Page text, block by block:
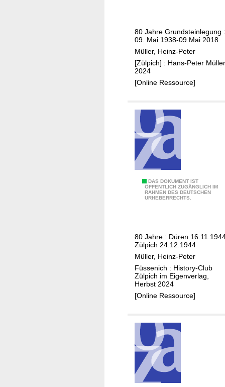
t
s
g
e
r
t
i
n
D
80 Jahre Grundsteinlegung :
09. Mai 1938-09.Mai 2018
Müller, Heinz-Peter
[Zülpich] : Hans-Peter
2024
[Online Ressource]
DAS DOKUMENT IST
ÖFFENTLICH ZUGÄNGLICH IM
RAHMEN DES DEUTSCHEN
URHEBERRECHTS.
u
n
d
Z
ü
l
i
h
n
d
80 Jahre : Düren
Zülpich 24.12.1944
Müller, Heinz-Peter
Füssenich : History-Club
Zülpich im Eigenverlag,
Herbst 2024
[Online Ressource]